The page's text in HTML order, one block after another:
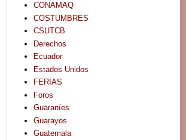
CONAMAQ
COSTUMBRES
CSUTCB
Derechos
Ecuador
Estados Unidos
FERIAS
Foros
Guaraníes
Guarayos
Guatemala